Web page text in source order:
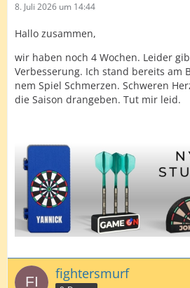
8. Juli 2026 um 14:44
Hallo zusammen,
wir haben noch 4 Wochen. Leider
Verbesserung. Ich stand bereits am
nem Spiel Schmerzen. Schweren
die Saison drangeben. Tut mir leid.
fightersmurf